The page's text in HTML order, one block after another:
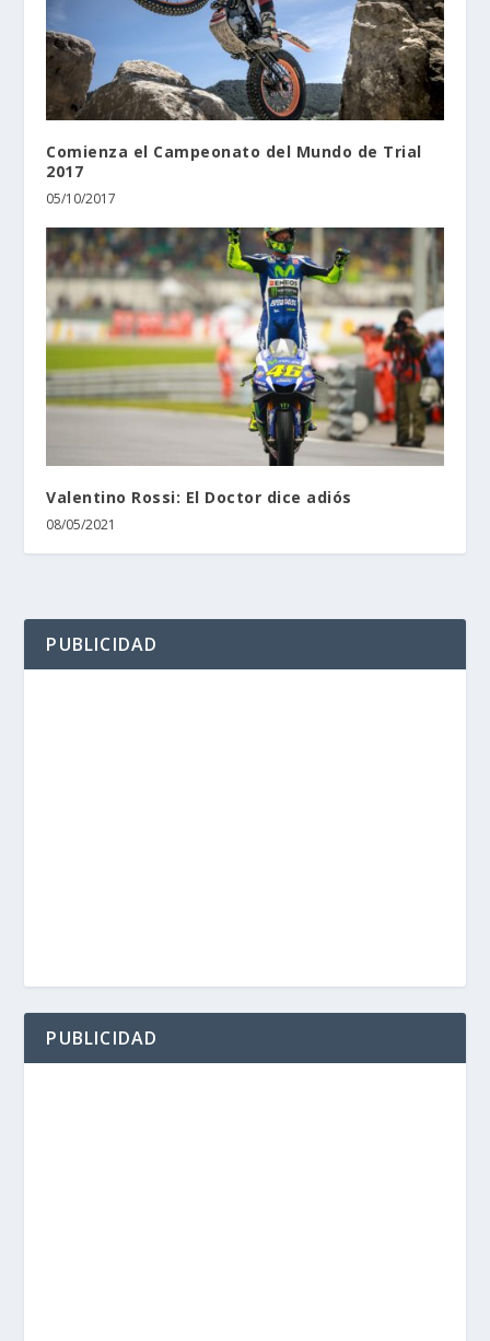
Comienza el Campeonato del Mundo de Trial
2017
05/10/2017
Valentino Rossi: El Doctor dice adiós
08/05/2021
PUBLICIDAD
PUBLICIDAD